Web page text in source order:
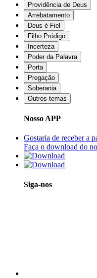
Providência de Deus
Arrebatamento
Deus é Fiel
Filho Pródigo
Incerteza
Poder da Palavra
Porta
Pregação
Soberania
Outros temas
Nosso APP
Gostaria de receber a
Faça o download do
Siga-nos